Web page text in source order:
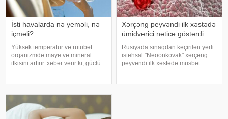
İsti havalarda nə yeməli, nə
içməli?
Yüksək temperatur və rütubət
orqanizmdə maye və mineral
itkisini artırır. xəbər verir ki, güclü
ürəkbulanma kimi hallara səbəb
Xərçəng peyvəndi ilk xəstədə
ümidverici nəticə göstərdi
Rusiyada sınaqdan keçirilən yerli
istehsal "Neoonkovak" xərçəng
peyvəndi ilk xəstədə müsbət